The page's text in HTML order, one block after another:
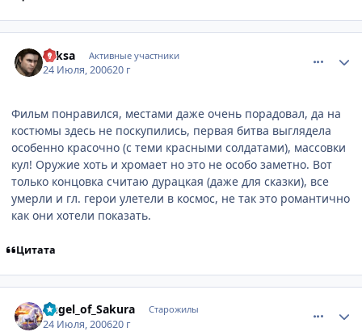
Yaksa Активные участники
24 Июля, 200620 г
Фильм понравился, местами даже очень порадовал, да на
костюмы здесь не поскупились, первая битва выглядела
особенно красочно (с теми красными солдатами), массовки
кул! Оружие хоть и хромает но это не особо заметно. Вот
только концовка считаю дурацкая (даже для сказки), все
умерли и гл. герои улетели в космос, не так это романтично
как они хотели показать.
Цитата
Angel_of_Sakura Старожилы
24 Июля, 200620 г